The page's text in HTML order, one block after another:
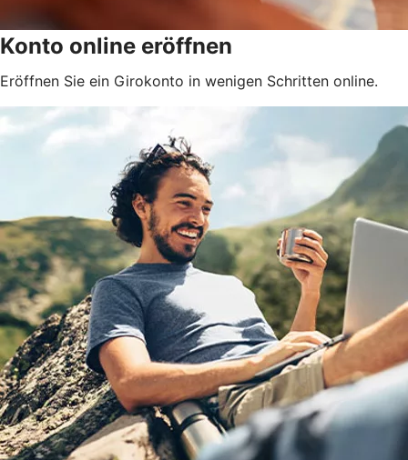
Konto online eröffnen
Eröffnen Sie ein Girokonto in wenigen Schritten online.